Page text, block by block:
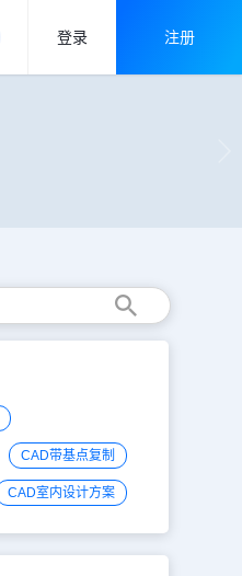
登录 注册
CAD带基点复制
CAD室内设计方案